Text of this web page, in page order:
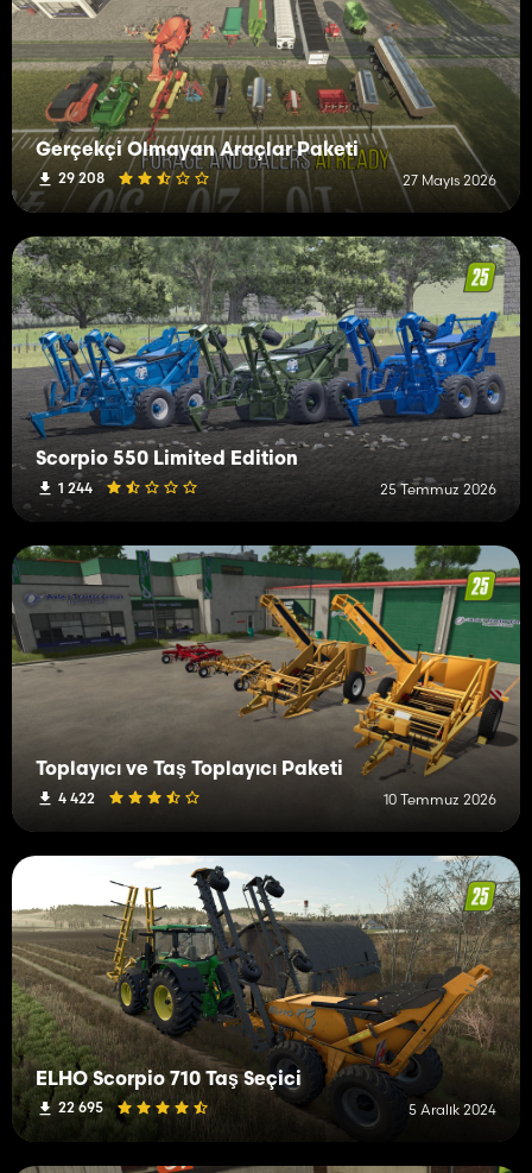
Gerçekçi Olmayan Araçlar Paketi
29 208 27 Mayıs 2026
Scorpio 550 Limited Edition
1 244 25 Temmuz 2026
Toplayıcı ve Taş Toplayıcı Paketi
4 422 10 Temmuz 2026
ELHO Scorpio 710 Taş Seçici
22 695 5 Aralık 2024